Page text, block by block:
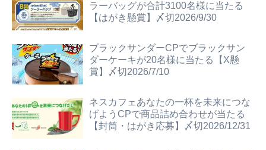
ラーバッグが合計3100名様に当たる
【はがき懸賞】〆切2026/9/30
ブラックサンダーCPでブラックサン
ダーケーキが20名様に当たる【X懸
賞】〆切2026/7/10
ネスカフェあなたの一杯を未来につな
げようCPで商品詰め合わせが当たる
【封筒・はがき応募】〆切2026/12/31